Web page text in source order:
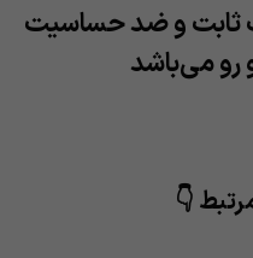
ثابت و ضد حساسیت
می‌باشد
👇